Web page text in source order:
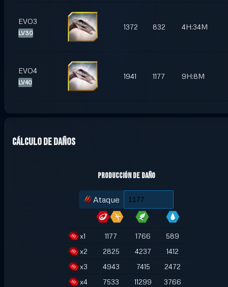
EVO3
LV30
1372 832 4H:34M
EVO4
LV40
1941 1177 9H:8M
Cálculo de daños
Producción de daño
Ataque
x1 1177 1766
589
x2 2825 4237
1412
x3 4943 7415
2472
x4 7533 11299
3766